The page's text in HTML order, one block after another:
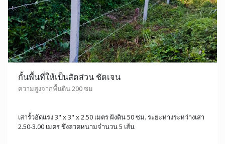
กั้นพื้นที่ให้เป็นสัดส่วน ชัดเจน
ความสูงจากพื้นดิน 200 ซม
เสารั้วอัดแรง 3" x 3" x 2.50 เมตร ฝังดิน 50 ซม. ระยะห่างระหว่างเสา
2.50-3.00 เมตร ขึงลวดหนามจำนวน 5 เส้น